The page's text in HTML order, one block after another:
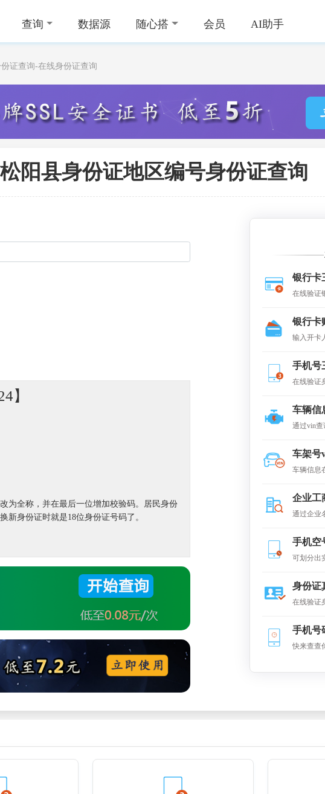
查询 数据源 随心搭 会员 AI助手
证查询-在线身份证查询
阳县身份证地区编号身份证查询
】
为全称，并在最后一位增加校验码。居民身份
新身份证时就是18位身份证号码了。
银行卡
在线验证
银行卡
输入开卡
II类账户
手机号
在线验证
车辆信
通过vin查
车架号
车辆信息
企业工
通过企业
据，可查
手机空
可划分出
类电销行
险代理行
身份证
在线验证
的结果
手机号
快来查查